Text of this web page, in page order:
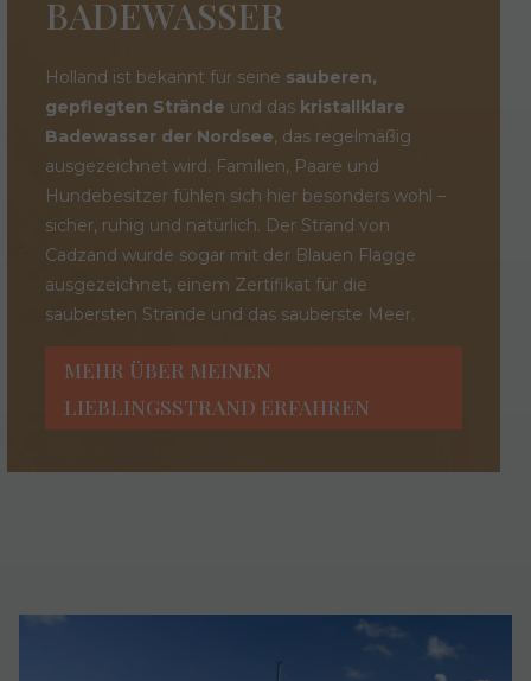
BADEWASSER
Holland ist bekannt für seine sauberen,
gepflegten Strände und das kristallklare
Badewasser der Nordsee, das regelmäßig
ausgezeichnet wird. Familien, Paare und
Hundebesitzer fühlen sich hier besonders wohl –
sicher, ruhig und natürlich. Der Strand von
Cadzand wurde sogar mit der Blauen Flagge
ausgezeichnet, einem Zertifikat für die
saubersten Strände und das sauberste Meer.
MEHR ÜBER MEINEN
LIEBLINGSSTRAND ERFAHREN